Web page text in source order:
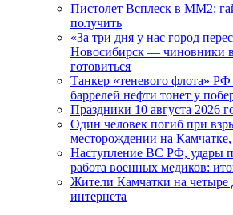
Пистолет Всплеск в MM2:
получить
«За три дня у нас город
Новосибирск — чиновники
готовиться
Танкер «теневого флота»
баррелей нефти тонет у
Праздники 10 августа 2026
Один человек погиб при
месторождении на Камчатке,
Наступление ВС РФ, удары
работа военных медиков:
Жители Камчатки на четыре
интернета